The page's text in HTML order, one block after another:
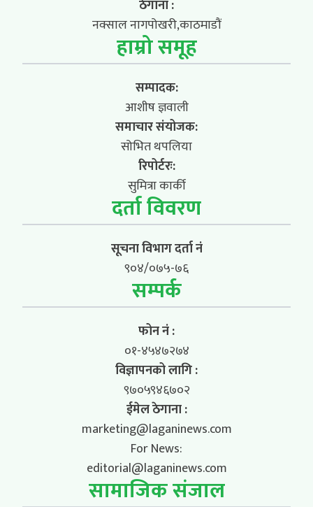
ठेगाना :
नक्साल नागपोखरी,काठमाडौं
हाम्रो समूह
सम्पादक:
आशीष ज्ञवाली
समाचार संयोजक:
सोभित थपलिया
रिपोर्टरः:
सुमित्रा कार्की
दर्ता विवरण
सूचना विभाग दर्ता नं
९०४/०७५-७६
सम्पर्क
फोन नं :
०१-४५४७२७४
विज्ञापनको लागि :
९७०५९४६७०२
ईमेल ठेगाना :
marketing@laganinews.com
For News:
editorial@laganinews.com
सामाजिक संजाल